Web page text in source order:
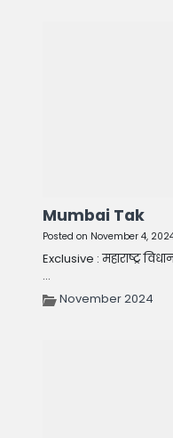
Mumbai Tak
Posted on November 4,
Exclusive : महाराष्ट्र
...
November 2024